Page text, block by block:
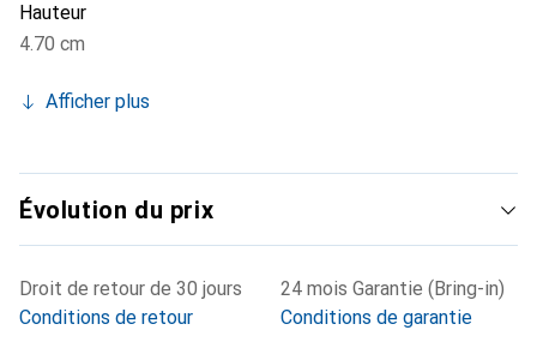
Hauteur
4.70 cm
Afficher plus
Évolution du prix
Droit de retour de 30 jours
Conditions de retour
24 mois Garantie (Bring-in)
Conditions de garantie